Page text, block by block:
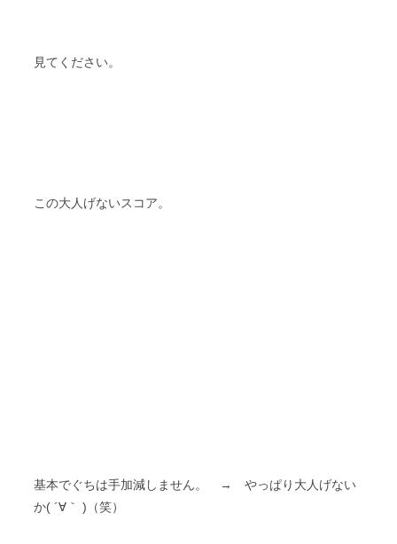
見てください。
この大人げないスコア。
基本でぐちは手加減しません。 → やっぱり大人げない
か( ´∀｀ )（笑）